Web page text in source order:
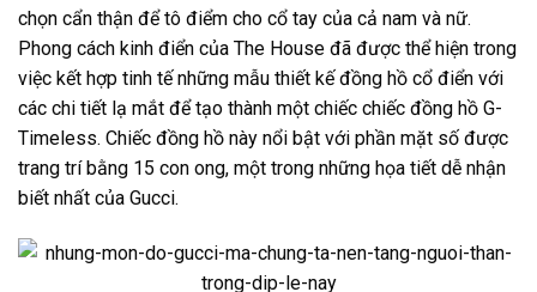
chọn cẩn thận để tô điểm cho cổ tay của cả nam và nữ.
Phong cách kinh điển của The House đã được thể hiện trong
việc kết hợp tinh tế những mẫu thiết kế đồng hồ cổ điển với
các chi tiết lạ mắt để tạo thành một chiếc chiếc đồng hồ G-
Timeless. Chiếc đồng hồ này nổi bật với phần mặt số được
trang trí bằng 15 con ong, một trong những họa tiết dễ nhận
biết nhất của Gucci.